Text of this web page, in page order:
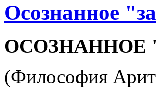
Осознанное
ОСОЗНАННОЕ
(Философия